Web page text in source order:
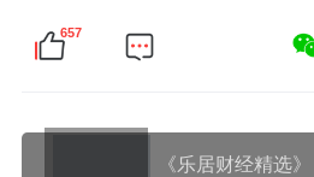
657
《乐居财经精选》